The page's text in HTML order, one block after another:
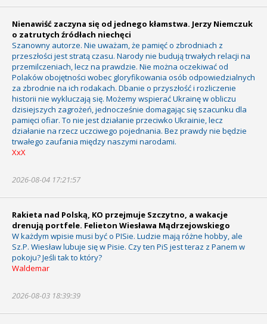
Nienawiść zaczyna się od jednego kłamstwa. Jerzy Niemczuk
o zatrutych źródłach niechęci
Szanowny autorze. Nie uważam, że pamięć o zbrodniach z
przeszłości jest stratą czasu. Narody nie budują trwałych relacji na
przemilczeniach, lecz na prawdzie. Nie można oczekiwać od
Polaków obojętności wobec gloryfikowania osób odpowiedzialnych
za zbrodnie na ich rodakach. Dbanie o przyszłość i rozliczenie
historii nie wykluczają się. Możemy wspierać Ukrainę w obliczu
dzisiejszych zagrożeń, jednocześnie domagając się szacunku dla
pamięci ofiar. To nie jest działanie przeciwko Ukrainie, lecz
działanie na rzecz uczciwego pojednania. Bez prawdy nie będzie
trwałego zaufania między naszymi narodami.
XxX
2026-08-04 17:21:57
Rakieta nad Polską, KO przejmuje Szczytno, a wakacje
drenują portfele. Felieton Wiesława Mądrzejowskiego
W każdym wpisie musi być o PISie. Ludzie mają różne hobby, ale
Sz.P. Wiesław lubuje się w Pisie. Czy ten PiS jest teraz z Panem w
pokoju? Jeśli tak to który?
Waldemar
2026-08-03 18:39:39